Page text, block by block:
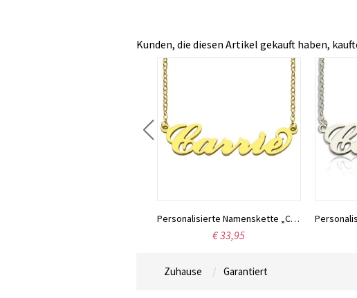
Kunden, die diesen Artikel gekauft haben,
Personalisierte Namenskette „Carrie“, 18 Karat vergoldet
€ 33,95
Zuhause Garantiert